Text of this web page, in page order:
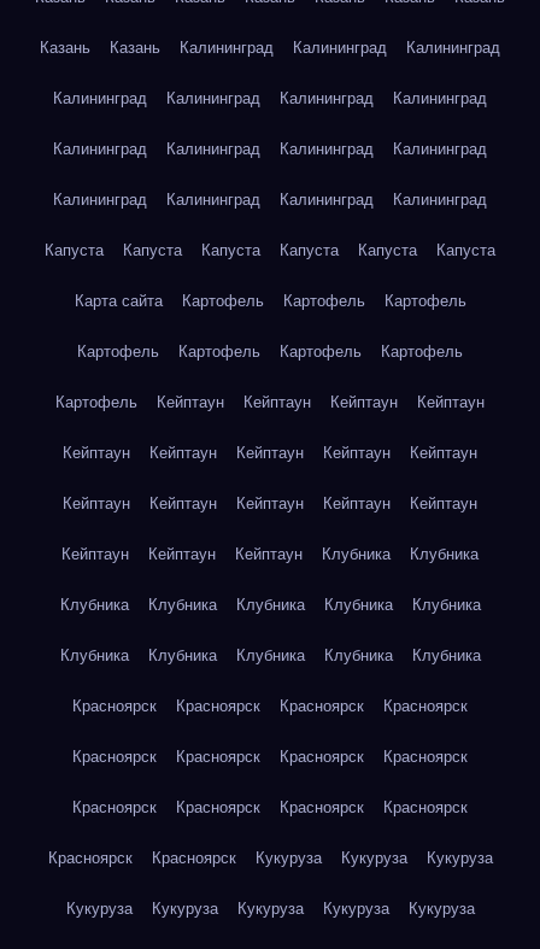
Казань Казань Калининград Калининград Калининград
Калининград Калининград Калининград Калининград
Калининград Калининград Калининград Калининград
Калининград Калининград Калининград Калининград
Капуста Капуста Капуста Капуста Капуста Капуста
Карта сайта Картофель Картофель Картофель
Картофель Картофель Картофель Картофель
Картофель Кейптаун Кейптаун Кейптаун Кейптаун
Кейптаун Кейптаун Кейптаун Кейптаун Кейптаун
Кейптаун Кейптаун Кейптаун Кейптаун Кейптаун
Кейптаун Кейптаун Кейптаун Клубника Клубника
Клубника Клубника Клубника Клубника Клубника
Клубника Клубника Клубника Клубника Клубника
Красноярск Красноярск Красноярск Красноярск
Красноярск Красноярск Красноярск Красноярск
Красноярск Красноярск Красноярск Красноярск
Красноярск Красноярск Кукуруза Кукуруза Кукуруза
Кукуруза Кукуруза Кукуруза Кукуруза Кукуруза